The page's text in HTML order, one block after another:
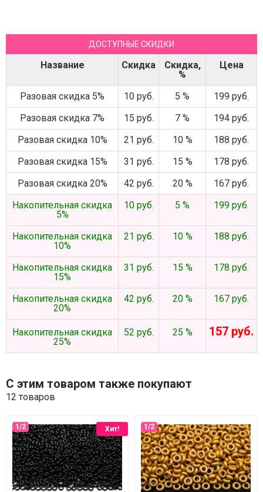
ДОСТУПНЫЕ СКИДКИ
Название Скидка
Скидка,
%
Цена
Разовая скидка 5% 10 руб. 5 %
199 руб.
Разовая скидка 7%
15 руб. 7 %
194 руб.
Разовая скидка 10%
21 руб. 10 %
188 руб.
Разовая скидка 15%
31 руб. 15 %
178 руб.
Разовая скидка 20%
42 руб. 20 %
167 руб.
Накопительная скидка
5%
10 руб. 5 % 199 руб.
Накопительная скидка
10%
21 руб. 10 % 188 руб.
Накопительная скидка
15%
31 руб. 15 % 178 руб.
Накопительная скидка
20%
42 руб. 20 % 167 руб.
Накопительная скидка
25%
52 руб. 25 % 157 руб.
С этим товаром также покупают
12 товаров
Хит!